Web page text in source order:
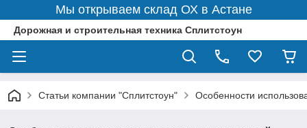
Мы открываем склад ОХ в Астане
Дорожная и строительная техника Сплитстоун
Статьи компании "Сплитстоун" Особенности